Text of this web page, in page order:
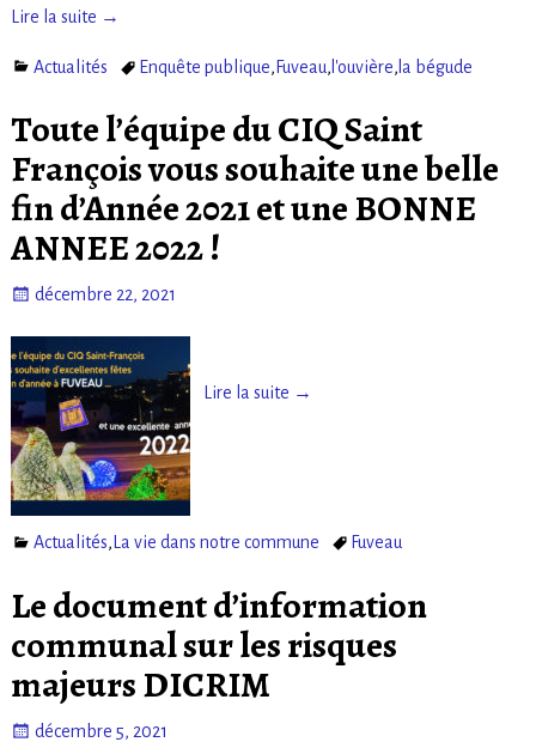
Lire la suite →
Actualités Enquête publique, Fuveau, l'ouvière, la bégude
Toute l’équipe du CIQ Saint
François vous souhaite une belle
fin d’Année 2021 et une BONNE
ANNEE 2022 !
décembre 22, 2021
Lire la suite →
Actualités, La vie dans notre commune Fuveau
Le document d’information
communal sur les risques
majeurs DICRIM
décembre 5, 2021